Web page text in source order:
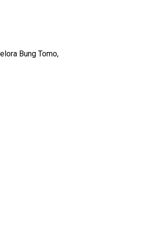
Bung Tomo,